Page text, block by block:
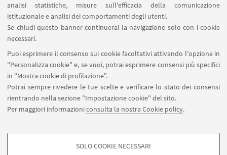
analisi statistiche, misure sull'efficacia della comunicazione
istituzionale e analisi dei comportamenti degli utenti.
Se chiudi questo banner continuerai la navigazione solo con i cookie
necessari.
Puoi esprimere il consenso sui cookie facoltativi attivando l'opzione in
"Personalizza cookie" e, se vuoi, potrai esprimere consensi più specifici
in "Mostra cookie di profilazione".
Potrai sempre rivedere le tue scelte e verificare lo stato dei consensi
rientrando nella sezione "Impostazione cookie" del sito.
Per maggiori informazioniconsulta la nostra Cookie policy.
SOLO COOKIE NECESSARI
Contatti
Area riservata
SEGUI UNIBO SU:
APP: